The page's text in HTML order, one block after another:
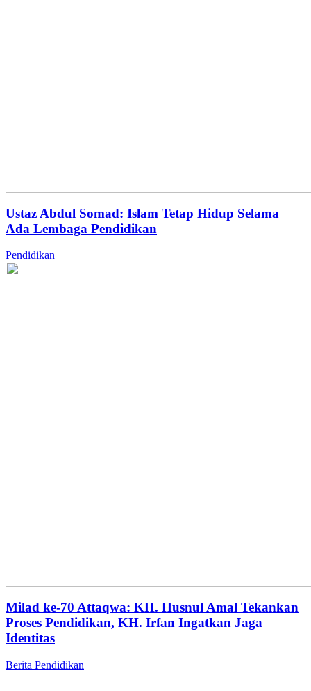
Ustaz Abdul Somad: Islam Tetap Hidup Selama
Ada Lembaga Pendidikan
Pendidikan
Milad ke-70 Attaqwa: KH. Husnul Amal Tekankan
Proses Pendidikan, KH. Irfan Ingatkan Jaga
Identitas
Berita Pendidikan